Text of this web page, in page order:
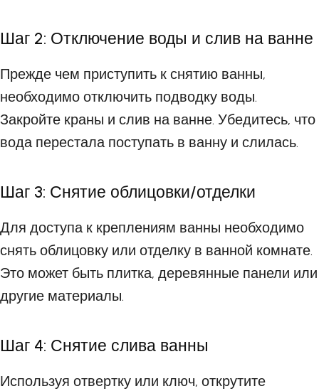
Шаг 2: Отключение воды и слив на ванне
Прежде чем приступить к снятию ванны,
необходимо отключить подводку воды.
Закройте краны и слив на ванне. Убедитесь, что
вода перестала поступать в ванну и слилась.
Шаг 3: Снятие облицовки/отделки
Для доступа к креплениям ванны необходимо
снять облицовку или отделку в ванной комнате.
Это может быть плитка, деревянные панели или
другие материалы.
Шаг 4: Снятие слива ванны
Используя отвертку или ключ, открутите